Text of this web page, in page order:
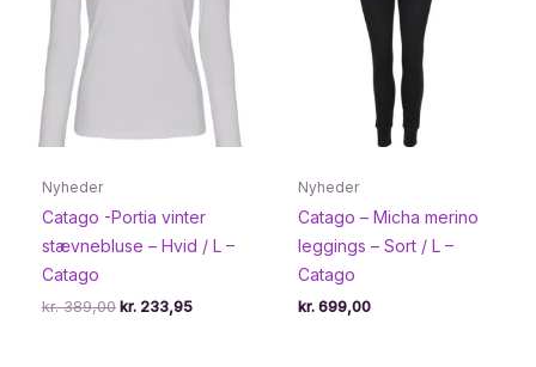
Nyheder
Catago -Portia vinter
stævnebluse – Hvid / L –
Catago
kr.389,00 Den
kr. 233,95Den
Nyheder
Catago – Micha merino
leggings – Sort / L –
Catago
kr. 699,00